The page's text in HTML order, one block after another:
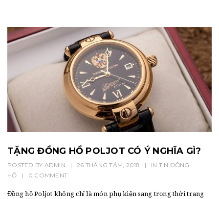
TẶNG ĐỒNG HỒ POLJOT CÓ Ý NGHĨA GÌ?
POSTED BY ADMIN | 26 THÁNG TÁM, 2018 | IN TIN ĐỒNG
HỒ
| 0 COMMENT
Đồng hồ Poljot không chỉ là món phụ kiện sang trọng thời trang